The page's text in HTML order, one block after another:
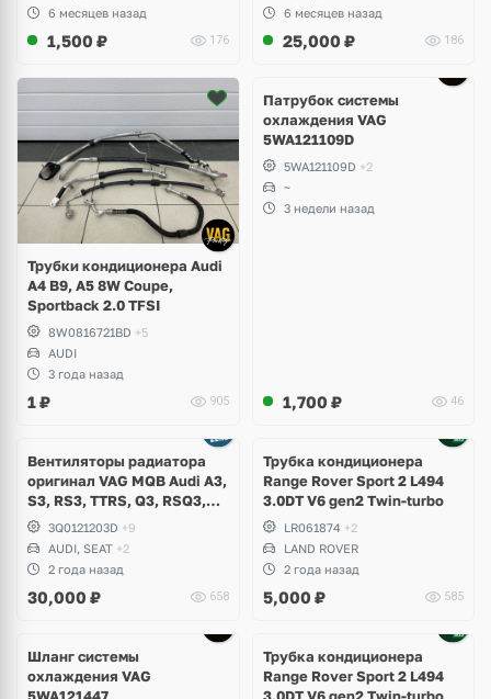
6 месяцев назад
1,500 ₽ 176
6 месяцев назад
25,000 ₽ 186
Трубки кондиционера Audi
A4 B9, A5 8W Coupe,
Sportback 2.0 TFSI
8W0816721BD +5
AUDI
3 года назад
1₽ 905
Патрубок системы
охлаждения VAG
5WA121109D
5WA121109D +2
~
3 недели назад
1,700 ₽ 46
Вентиляторы радиатора
оригинал VAG MQB Audi A3,
S3, RS3, TTRS, Q3, RSQ3,
Volkswagen Tiguan 2,
Allspace, Arteon, Passat B8,
Multivan, Transporter T6,
Skoda Kodiaq, Karoq,
Superb
3Q0121203D +9
AUDI, SEAT +2
2 года назад
30,000 ₽ 658
Трубка кондиционера
Range Rover Sport 2 L494
3.0DT V6 gen2 Twin-turbo
LR061874 +2
LAND ROVER
2 года назад
5,000 ₽ 585
Шланг системы
охлаждения VAG
Трубка кондиционера
Range Rover Sport 2 L494